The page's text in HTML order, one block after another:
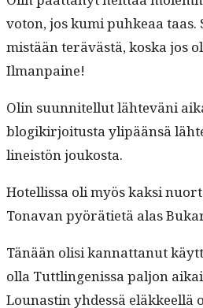
vo­ton, jos kumi puhkeaa
mis­tään terävästä, kos­ka jos
Ilmanpaine!
Olin suun­nitel­lut lähteväni
blogikir­joi­tus­ta ylipään­sä
lineistön joukosta.
Hotel­lis­sa oli myös kak­si
Tona­van pyöräti­etä alas
Tänään olisi kan­nat­tanut
olla Tut­tlin­genis­sa paljon
Lounas­tin yhdessä eläk­keel­lä